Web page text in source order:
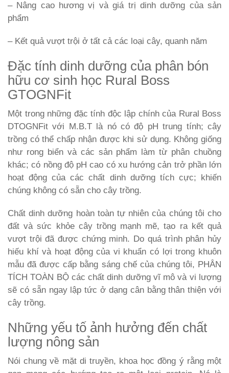
– Nâng cao hương vị và giá trị dinh dưỡng của sản
phẩm
– Kết quả vượt trội ở tất cả các loại cây, quanh năm
Đặc tính dinh dưỡng của phân bón
hữu cơ sinh học Rural Boss
GTOGNFit
Một trong những đặc tính độc lập chính của Rural Boss
DTOGNFit với M.B.T là nó có độ pH trung tính; cây
trồng có thể chấp nhận được khi sử dụng. Không giống
như rong biển và các sản phẩm làm từ phân chuồng
khác; có nồng độ pH cao có xu hướng cản trở phần lớn
hoạt động của các chất dinh dưỡng tích cực; khiến
chúng không có sẵn cho cây trồng.
Chất dinh dưỡng hoàn toàn tự nhiên của chúng tôi cho
đất và sức khỏe cây trồng mạnh mẽ, tạo ra kết quả
vượt trội đã được chứng minh. Do quá trình phân hủy
hiếu khí và hoạt động của vi khuẩn có lợi trong khuôn
mẫu đã được cấp bằng sáng chế của chúng tôi, PHÂN
TÍCH TOÀN BỘ các chất dinh dưỡng vĩ mô và vi lượng
sẽ có sẵn ngay lập tức ở dạng cân bằng thân thiện với
cây trồng.
Những yếu tố ảnh hưởng đến chất
lượng nông sản
Nói chung về mặt di truyền, khoa học đồng ý rằng một